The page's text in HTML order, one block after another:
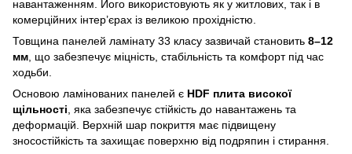
навантаженням. Його використовують як у житлових, так і в
комерційних інтер’єрах із великою прохідністю.
Товщина панелей ламінату 33 класу зазвичай становить 8–12
мм , що забезпечує міцність, стабільність та комфорт під час
ходьби.
Основою ламінованих панелей є HDF плита високої
щільності , яка забезпечує стійкість до навантажень та
деформацій. Верхній шар покриття має підвищену
зносостійкість та захищає поверхню від подряпин і стирання.